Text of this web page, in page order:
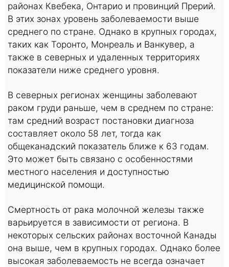
районах Квебека, Онтарио и провинций Прерий.
В этих зонах уровень заболеваемости выше
среднего по стране. Однако в крупных городах,
таких как Торонто, Монреаль и Ванкувер, а
также в северных и удаленных территориях
показатели ниже среднего уровня.
В северных регионах женщины заболевают
раком груди раньше, чем в среднем по стране:
там средний возраст постановки диагноза
составляет около 58 лет, тогда как
общеканадский показатель ближе к 63 годам.
Это может быть связано с особенностями
местного населения и доступностью
медицинской помощи.
Смертность от рака молочной железы также
варьируется в зависимости от региона. В
некоторых сельских районах восточной Канады
она выше, чем в крупных городах. Однако более
высокая заболеваемость не всегда означает